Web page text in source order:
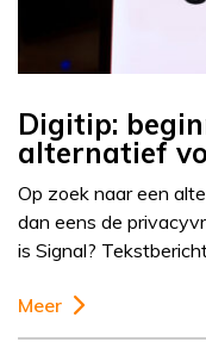
Digitip:
alternatief
Op zoek naar een
dan eens de
is Signal?
Meer